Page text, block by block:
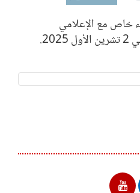
خاص مع الإعلامي